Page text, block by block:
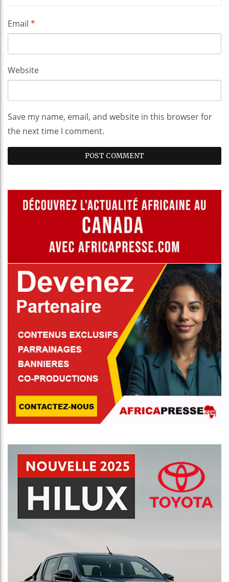
Email *
Website
Save my name, email, and website in this browser for
the next time I comment.